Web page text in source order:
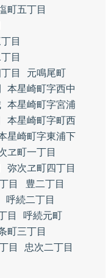
町五丁目
目
目
目
元鳴尾町
本星崎町字西中
本星崎町字宮浦
本星崎町字町西
星崎町字東浦下
ヱ町一丁目
弥次ヱ町四丁目
目
豊二丁目
呼続二丁目
目
呼続元町
町三丁目
目
忠次二丁目